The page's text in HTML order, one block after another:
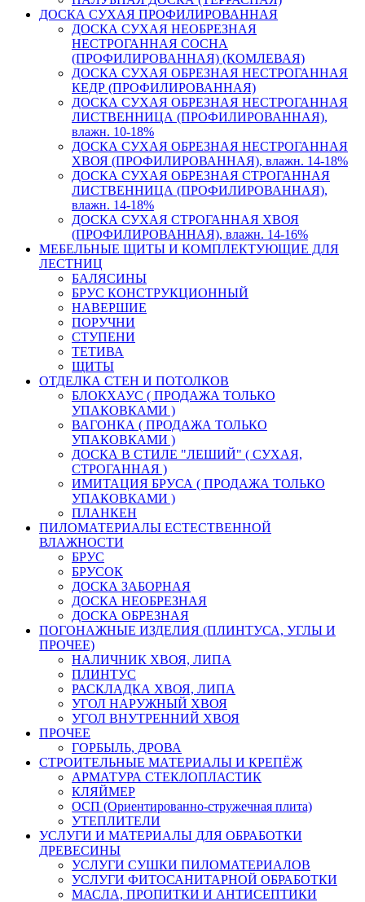
ДОСКА СУХАЯ ПРОФИЛИРОВАННАЯ
ДОСКА СУХАЯ НЕОБРЕЗНАЯ
НЕСТРОГАННАЯ СОСНА
(ПРОФИЛИРОВАННАЯ) (КОМЛЕВАЯ)
ДОСКА СУХАЯ ОБРЕЗНАЯ НЕСТРОГАННАЯ
КЕДР (ПРОФИЛИРОВАННАЯ)
ДОСКА СУХАЯ ОБРЕЗНАЯ НЕСТРОГАННАЯ
ЛИСТВЕННИЦА (ПРОФИЛИРОВАННАЯ),
влажн. 10-18%
ДОСКА СУХАЯ ОБРЕЗНАЯ НЕСТРОГАННАЯ
ХВОЯ (ПРОФИЛИРОВАННАЯ), влажн. 14-18%
ДОСКА СУХАЯ ОБРЕЗНАЯ СТРОГАННАЯ
ЛИСТВЕННИЦА (ПРОФИЛИРОВАННАЯ),
влажн. 14-18%
ДОСКА СУХАЯ СТРОГАННАЯ ХВОЯ
(ПРОФИЛИРОВАННАЯ), влажн. 14-16%
МЕБЕЛЬНЫЕ ЩИТЫ И КОМПЛЕКТУЮЩИЕ ДЛЯ
ЛЕСТНИЦ
БАЛЯСИНЫ
БРУС КОНСТРУКЦИОННЫЙ
НАВЕРШИЕ
ПОРУЧНИ
СТУПЕНИ
ТЕТИВА
ЩИТЫ
ОТДЕЛКА СТЕН И ПОТОЛКОВ
БЛОКХАУС ( ПРОДАЖА ТОЛЬКО
УПАКОВКАМИ )
ВАГОНКА ( ПРОДАЖА ТОЛЬКО
УПАКОВКАМИ )
ДОСКА В СТИЛЕ "ЛЕШИЙ" ( СУХАЯ,
СТРОГАННАЯ )
ИМИТАЦИЯ БРУСА ( ПРОДАЖА ТОЛЬКО
УПАКОВКАМИ )
ПЛАНКЕН
ПИЛОМАТЕРИАЛЫ ЕСТЕСТВЕННОЙ
ВЛАЖНОСТИ
БРУС
БРУСОК
ДОСКА ЗАБОРНАЯ
ДОСКА НЕОБРЕЗНАЯ
ДОСКА ОБРЕЗНАЯ
ПОГОНАЖНЫЕ ИЗДЕЛИЯ (ПЛИНТУСА, УГЛЫ И
ПРОЧЕЕ)
НАЛИЧНИК ХВОЯ, ЛИПА
ПЛИНТУС
РАСКЛАДКА ХВОЯ, ЛИПА
УГОЛ НАРУЖНЫЙ ХВОЯ
УГОЛ ВНУТРЕННИЙ ХВОЯ
ПРОЧЕЕ
ГОРБЫЛЬ, ДРОВА
СТРОИТЕЛЬНЫЕ МАТЕРИАЛЫ И КРЕПЁЖ
АРМАТУРА СТЕКЛОПЛАСТИК
КЛЯЙМЕР
ОСП (Ориентированно-стружечная плита)
УТЕПЛИТЕЛИ
УСЛУГИ И МАТЕРИАЛЫ ДЛЯ ОБРАБОТКИ
ДРЕВЕСИНЫ
УСЛУГИ СУШКИ ПИЛОМАТЕРИАЛОВ
УСЛУГИ ФИТОСАНИТАРНОЙ ОБРАБОТКИ
МАСЛА, ПРОПИТКИ И АНТИСЕПТИКИ